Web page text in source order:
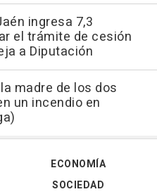
ingresa 7,3
el trámite de cesión
a Diputación
madre de los dos
un incendio en
ECONOMÍA
SOCIEDAD